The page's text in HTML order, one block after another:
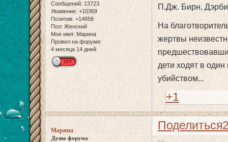
Сообщений: 13723
Уважение: +10369
Позитив: +14658
Пол: Женский
Мое имя: Марина
Провел на форуме:
4 месяца 14 дней
П.Дж. Бирн,
На
жертвы
дети ходят в
убийством...
+1
Поделиться
Марина
Душа форума